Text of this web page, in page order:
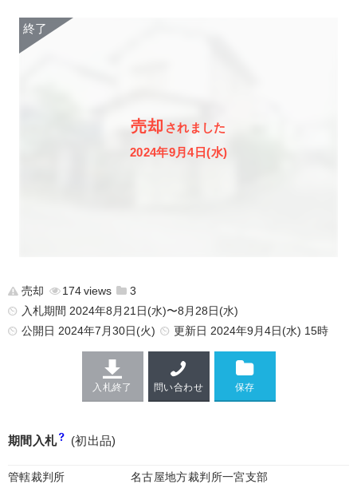
売却 されました
2024年9月4日(水)
売却 174
3
入札期間 2024年8月21日(水)〜8月28日(水)
公開日 2024年7月30日(火) 更新日 2024年9月4日(水) 15時
入札終了 問い合わせ
期間入札 (初出品)
管轄裁判所
名古屋地方裁判所一宮支部